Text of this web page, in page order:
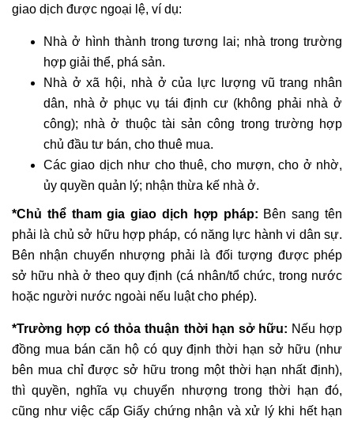
giao dịch được ngoại lệ, ví dụ:
Nhà ở hình thành trong tương lai; nhà trong trường
hợp giải thể, phá sản.
Nhà ở xã hội, nhà ở của lực lượng vũ trang nhân
dân, nhà ở phục vụ tái định cư (không phải nhà ở
công); nhà ở thuộc tài sản công trong trường hợp
chủ đầu tư bán, cho thuê mua.
Các giao dịch như cho thuê, cho mượn, cho ở nhờ,
ủy quyền quản lý; nhận thừa kế nhà ở.
*Chủ thể tham gia giao dịch hợp pháp: Bên sang tên
phải là chủ sở hữu hợp pháp, có năng lực hành vi dân sự.
Bên nhận chuyển nhượng phải là đối tượng được phép
sở hữu nhà ở theo quy định (cá nhân/tổ chức, trong nước
hoặc người nước ngoài nếu luật cho phép).
*Trường hợp có thỏa thuận thời hạn sở hữu: Nếu hợp
đồng mua bán căn hộ có quy định thời hạn sở hữu (như
bên mua chỉ được sở hữu trong một thời hạn nhất định),
thì quyền, nghĩa vụ chuyển nhượng trong thời hạn đó,
cũng như việc cấp Giấy chứng nhận và xử lý khi hết hạn